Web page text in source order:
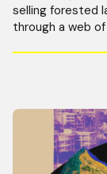
selling forested
through a web